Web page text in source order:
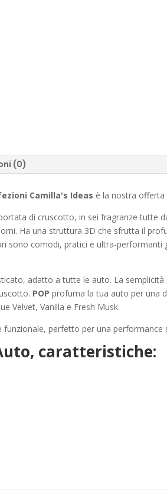
(0)
Camilla's Ideas è la nostra
di cruscotto, in sei fragranze tutte
Ha una struttura 3D che sfrutta il
sono comodi, pratici e ultra-performanti
adatto a tutte le auto. La
POP profuma la tua auto per una
Velvet, Vanilla e Fresh Musk.
perfetto per una performance
caratteristiche: